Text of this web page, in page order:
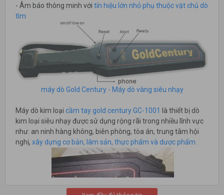
- Âm báo thông minh với tín hiệu lớn nhỏ phụ thuộc vật chủ dò
tìm
máy dò Gold Century - Máy dò vàng siêu nhạy
Máy dò kim loại cầm tay gold century GC-1001
là thiết bị dò
kim loại siêu nhạy được sử dụng rộng rãi trong nhiều lĩnh vực
như: an ninh hàng không, biên phòng, tòa án, trung tâm hội
nghị, xây dựng cơ bản, lâm sản, thực phẩm và dược phẩm.